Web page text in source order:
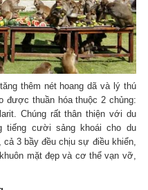
thêm nét hoang dã và lý thú
được thuần hóa thuộc 2 chủng:
Chúng rất thân thiện với du
tiếng cười sảng khoái cho du
3 bầy đều chịu sự điều khiển,
mặt đẹp và cơ thể vạn vỡ,